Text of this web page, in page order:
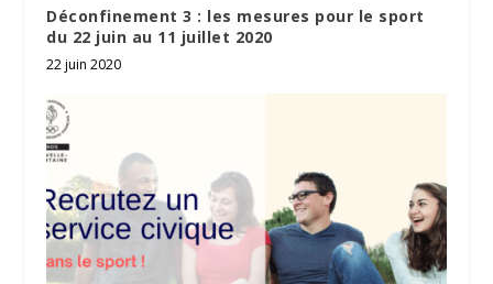
Déconfinement 3 : les mesures pour le sport
du 22 juin au 11 juillet 2020
22 juin 2020